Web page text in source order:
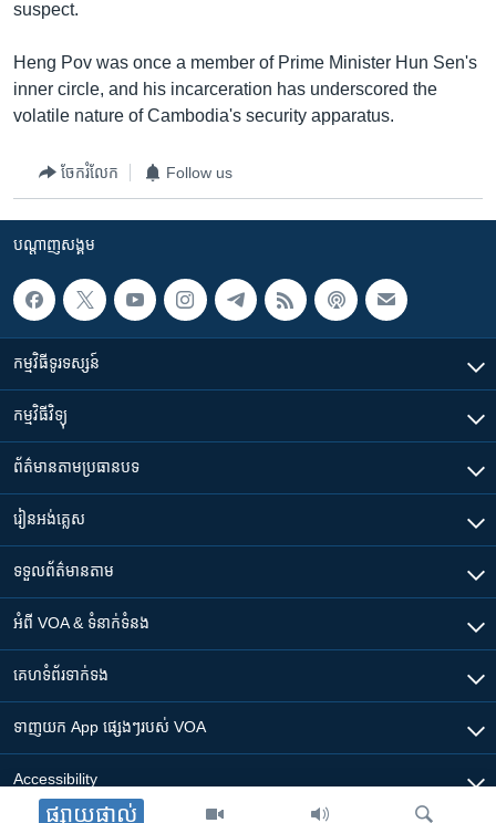
ទំព័រ​
រក
ផ្សាយផ្ទាល់
suspect.
Heng Pov was once a member of Prime Minister Hun Sen's
inner circle, and his incarceration has underscored the
volatile nature of Cambodia's security apparatus.
ចែករំលែក Follow us
បណ្តាញ​សង្គម
កម្មវិធី​ទូរទស្សន៍
កម្មវិធី​វិទ្យុ
ព័ត៌មាន​តាមប្រធានបទ​
រៀន​​អង់គ្លេស
ទទួល​ព័ត៌មាន​តាម
អំពី​ VOA & ទំនាក់ទំនង
គេហទំព័រ​​ទាក់ទង
ទាញយក​ App ផ្សេងៗ​របស់​ VOA
Accessibility